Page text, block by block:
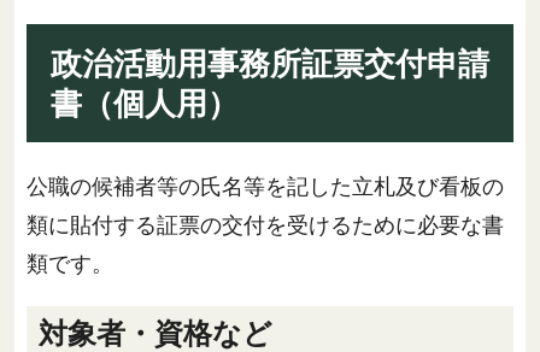
政治活動用事務所証票交付申請
書（個人用）
公職の候補者等の氏名等を記した立札及び看板の
類に貼付する証票の交付を受けるために必要な書
類です。
対象者・資格など